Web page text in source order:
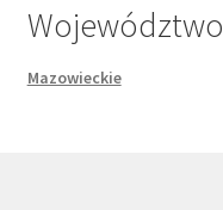
Województwo
Mazowieckie